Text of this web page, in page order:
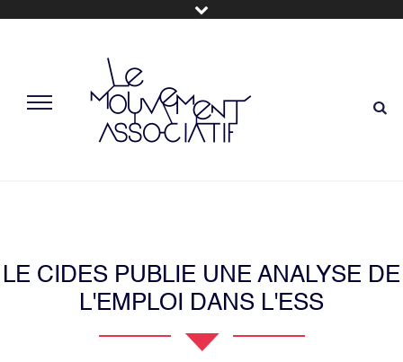
LE CIDES PUBLIE UNE ANALYSE DE
L'EMPLOI DANS L'ESS